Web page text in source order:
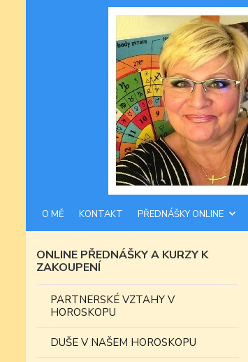
O MĚ KONTAKT PŘEDNÁŠKY ONLINE
ONLINE PŘEDNÁŠKY A KURZY K
ZAKOUPENÍ
PARTNERSKÉ VZTAHY V
HOROSKOPU
DUŠE V NAŠEM HOROSKOPU